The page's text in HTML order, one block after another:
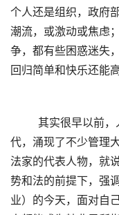
个人还是组织，政府
潮流，或激动或焦虑
争，都有些困惑迷失
回归简单和快乐还能高
代，涌现了不少管理
法家的代表人物，就
势和法的前提下，强
业）的今天，面对自